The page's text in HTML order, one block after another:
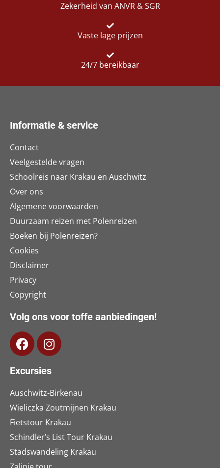
Zekerheid van ANVR & SGR
Vaste lage prijzen
24/7 bereikbaar
Informatie & service
Contact
Veelgestelde vragen
Schoolreis naar Krakau en Auschwitz
Over ons
Algemene voorwaarden
Duurzaam reizen met Polenreizen
Boeken bij Polenreizen?
Cookies
Disclaimer
Privacy
Copyright
Volg ons voor toffe aanbiedingen!
Excursies
Auschwitz-Birkenau
Wieliczka Zoutmijnen Krakau
Fietstour Krakau
Schindler’s List Tour Krakau
Stadswandeling Krakau